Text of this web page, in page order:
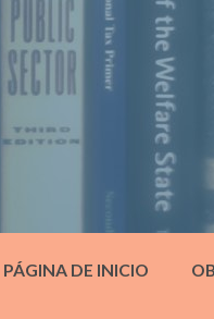
PÁGINA DE INICIO